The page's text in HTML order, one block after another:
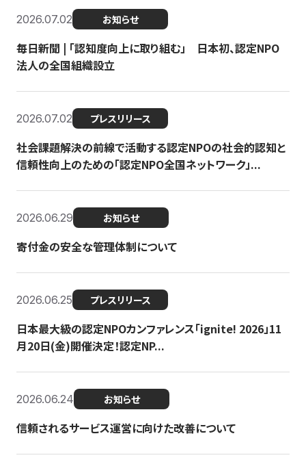
2026.07.02 お知らせ
毎日新聞 | 「認知度向上に取り組む」 日本初、認定NPO
法人の全国組織設立
2026.07.02 プレスリリース
社会課題解決の前線で活動する認定NPOの社会的認知と
信頼性向上のための「認定NPO全国ネットワーク」...
2026.06.29 お知らせ
寄付金の安全な管理体制について
2026.06.25 プレスリリース
日本最大級の認定NPOカンファレンス「ignite! 2026」11
月20日(金)開催決定！認定NP...
2026.06.24 お知らせ
信頼されるサービス運営に向けた改善について